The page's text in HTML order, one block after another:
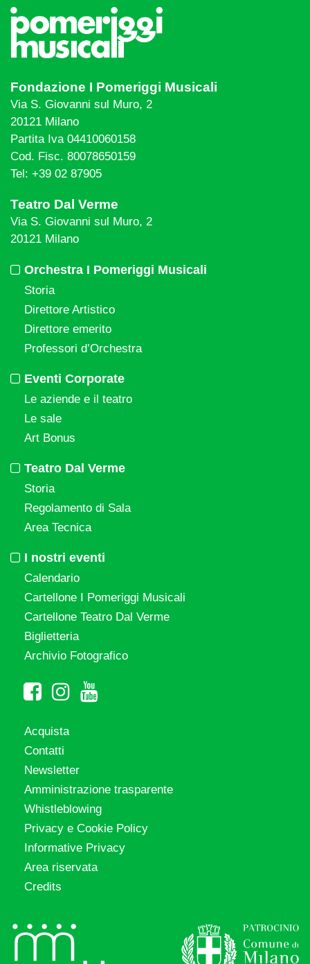
Fondazione I Pomeriggi Musicali
Via S. Giovanni sul Muro, 2
20121 Milano
Partita Iva 04410060158
Cod. Fisc. 80078650159
Tel: +39 02 87905
Teatro Dal Verme
Via S. Giovanni sul Muro, 2
20121 Milano
Orchestra I Pomeriggi Musicali
Storia
Direttore Artistico
Direttore emerito
Professori d’Orchestra
Eventi Corporate
Le aziende e il teatro
Le sale
Art Bonus
Teatro Dal Verme
Storia
Regolamento di Sala
Area Tecnica
I nostri eventi
Calendario
Cartellone I Pomeriggi Musicali
Cartellone Teatro Dal Verme
Biglietteria
Archivio Fotografico
Acquista
Contatti
Newsletter
Amministrazione trasparente
Whistleblowing
Privacy e Cookie Policy
Informative Privacy
Area riservata
Credits